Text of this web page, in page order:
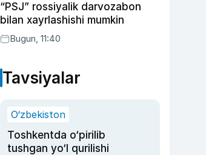
“PSJ” rossiyalik darvozabon
bilan xayrlashishi mumkin
Bugun, 11:40
Tavsiyalar
O‘zbekiston
Toshkentda o‘pirilib
tushgan yo‘l qurilishi